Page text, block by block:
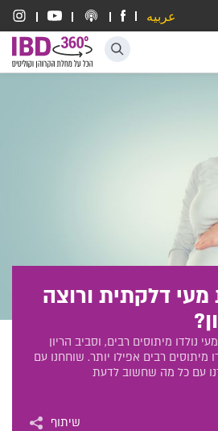
عربيه
דלג לתוכן
דלקתית ורוצה
נולדו מיתוסים רבים, וסביב הריון
מיתוסים רבים אפילו יותר. שוחחנו עם
עם כל מה שחשוב לדעת
שיתוף